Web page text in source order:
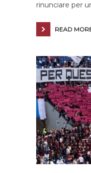
rinunciare per
READ